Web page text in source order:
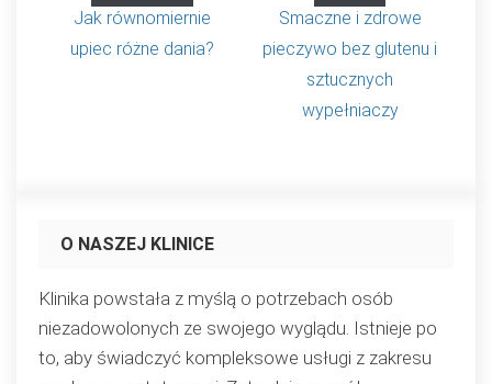
Jak równomiernie
upiec różne dania?
Smaczne i zdrowe
pieczywo bez glutenu i
sztucznych
wypełniaczy
O NASZEJ KLINICE
Klinika powstała z myślą o potrzebach osób
niezadowolonych ze swojego wyglądu. Istnieje po
to, aby świadczyć kompleksowe usługi z zakresu